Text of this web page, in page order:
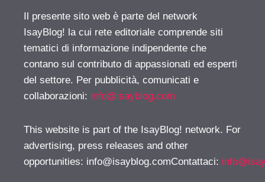
Il presente sito web è parte del network
IsayBlog! la cui rete editoriale comprende siti
tematici di informazione indipendente che
contano sul contributo di appassionati ed esperti
del settore. Per pubblicità, comunicati e
collaborazioni: info@isayblog.com
This website is part of the IsayBlog! network. For
advertising, press releases and other
opportunities: info@isayblog.comContattaci: